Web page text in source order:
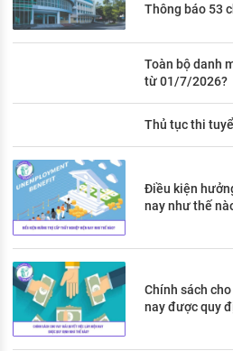
Thông báo 53
Toàn bộ danh
từ 01/7/2026?
Thủ tục thi
Điều kiện
nay như thế
Chính sách
nay được quy